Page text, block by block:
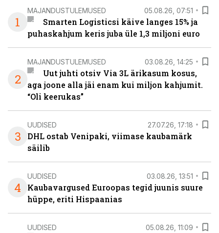
1
MAJANDUSTULEMUSED 05.08.26, 07:51
Smarten Logisticsi käive langes 15% ja
puhaskahjum keris juba üle 1,3 miljoni euro
2
MAJANDUSTULEMUSED 03.08.26, 14:25
Uut juhti otsiv Via 3L ärikasum kosus,
aga joone alla jäi enam kui miljon kahjumit.
“Oli keerukas”
3
UUDISED 27.07.26, 17:18
DHL ostab Venipaki, viimase kaubamärk
säilib
4
UUDISED 03.08.26, 13:51
Kaubavargused Euroopas tegid juunis suure
hüppe, eriti Hispaanias
UUDISED 05.08.26, 11:09